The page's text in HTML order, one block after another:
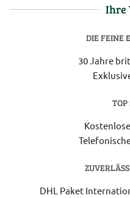
Ihre
DIE FEINE
30 Jahre
TOP
DHL Paket